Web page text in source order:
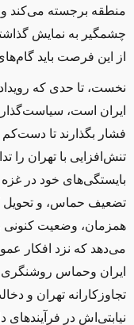
چشمگیر به نمایش
از این فرصت باید
نخست، تا حدی که
ایران است،
فشار بگذارند تا دست‌کم
تنش‌افزایی‌ با تهران را
بایستگی‌های خود در غزه
تضعیف حماس، و تحویل
همزمان، وضعیت کنونی
می‌دهد که نزد افکار
ایران وحماس روشنگری
تجاوزکارانه تهران و
نیابتی‌اش در فرآیندهای